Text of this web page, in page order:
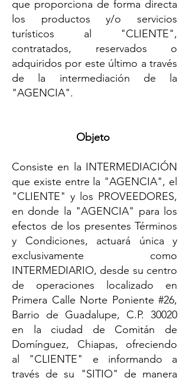
que proporciona de forma directa
los productos y/o servicios
turísticos al "CLIENTE",
contratados, reservados o
adquiridos por este último a través
de la intermediación de la
"AGENCIA".
Objeto
Consiste en la INTERMEDIACIÓN
que existe entre la "AGENCIA", el
"CLIENTE" y los PROVEEDORES,
en donde la "AGENCIA" para los
efectos de los presentes Términos
y Condiciones, actuará única y
exclusivamente como
INTERMEDIARIO, desde su centro
de operaciones localizado en
Primera Calle Norte Poniente #26,
Barrio de Guadalupe, C.P. 30020
en la ciudad de Comitán de
Domínguez, Chiapas, ofreciendo
al "CLIENTE" e informando a
través de su "SITIO" de manera